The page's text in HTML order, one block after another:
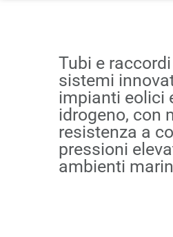
Tubi e
sistemi
impianti eolici
idrogeno, con
resistenza a
pressioni
ambienti